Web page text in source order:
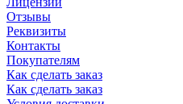
Отзывы
Реквизиты
Контакты
Покупателям
Как сделать заказ
Как сделать заказ